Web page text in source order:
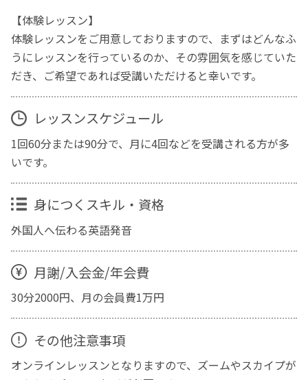
【体験レッスン】
体験レッスンをご用意しておりますので、まずはどんなふ
うにレッスンを行っているのか、その雰囲気を感じていた
だき、ご希望であれば受講いただけると幸いです。
レッスンスケジュール
1回60分または90分で、月に4回などを受講される方が多
いです。
身につくスキル・資格
外国人へ伝わる英語発音
月謝/入会金/年会費
30分2000円、月の会員費1万円
その他注意事項
オンラインレッスンとなりますので、ズームやスカイプが